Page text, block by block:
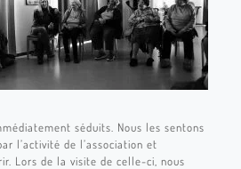
séduits. Nous les sentons
l’activité de l’association et
Lors de la visite de celle-ci, nous